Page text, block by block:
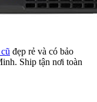
đẹp rẻ và có bảo
Ship tận nơi toàn